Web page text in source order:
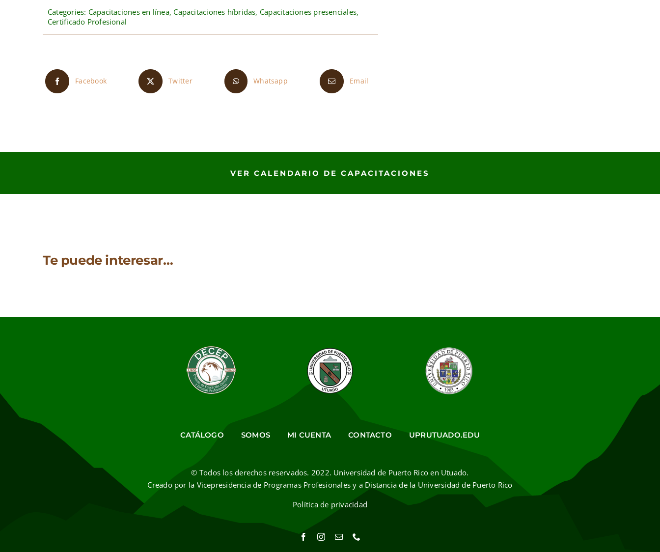
Profesional
en
Soldadura
Categories: Capacitaciones en línea, Capacitaciones híbridas, Capacitaciones presenciales,
Certificado Profesional
Facebook Twitter Whatsapp Email
VER CALENDARIO DE CAPACITACIONES
Te puede interesar…
CATÁLOGO SOMOS MI CUENTA CONTACTO UPRUTUADO.EDU
© Todos los derechos reservados. 2022. Universidad de Puerto Rico en Utuado.
Creado por la Vicepresidencia de Programas Profesionales y a Distancia de la Universidad de Puerto Rico
Política de privacidad